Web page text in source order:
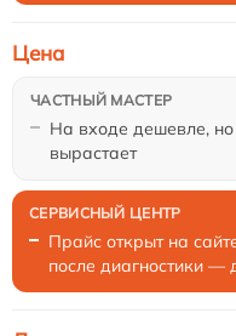
На входе дешевле,
вырастает
Цена
Прайс открыт на
после диагностики —